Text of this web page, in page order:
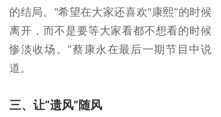
的结局。“希望在大家还喜欢“康熙”的时候
离开，而不是要等大家看都不想看的时候
惨淡收场。”蔡康永在最后一期节目中说
道。
三、让“遗风”随风